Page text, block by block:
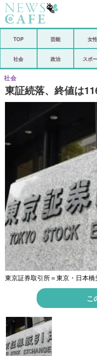
芸能
コメントポスト
登録・
TOP 芸能 女性
社会 政治 スポ
東証続落、終値は
社会
東京証券取引所＝東京・日本橋
こ